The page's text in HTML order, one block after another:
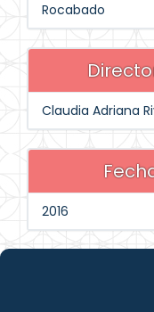
Rocabado
Claudia Adriana
2016